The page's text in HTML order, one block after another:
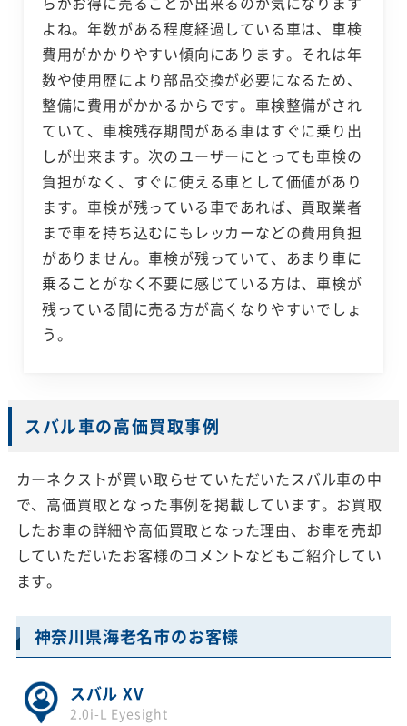
よね。年数がある程度経過している車は、車検
費用がかかりやすい傾向にあります。それは年
数や使用歴により部品交換が必要になるため、
整備に費用がかかるからです。車検整備がされ
ていて、車検残存期間がある車はすぐに乗り出
しが出来ます。次のユーザーにとっても車検の
負担がなく、すぐに使える車として価値があり
ます。車検が残っている車であれば、買取業者
まで車を持ち込むにもレッカーなどの費用負担
がありません。車検が残っていて、あまり車に
乗ることがなく不要に感じている方は、車検が
残っている間に売る方が高くなりやすいでしょ
う。
スバル車の高価買取事例
カーネクストが買い取らせていただいたスバル車の中
で、高価買取となった事例を掲載しています。お買取
したお車の詳細や高価買取となった理由、お車を売却
していただいたお客様のコメントなどもご紹介してい
ます。
神奈川県海老名市のお客様
スバル XV
2.0i-L Eyesight